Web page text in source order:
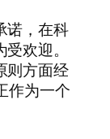
诺，在科
欢迎。
则方面经
作为一个